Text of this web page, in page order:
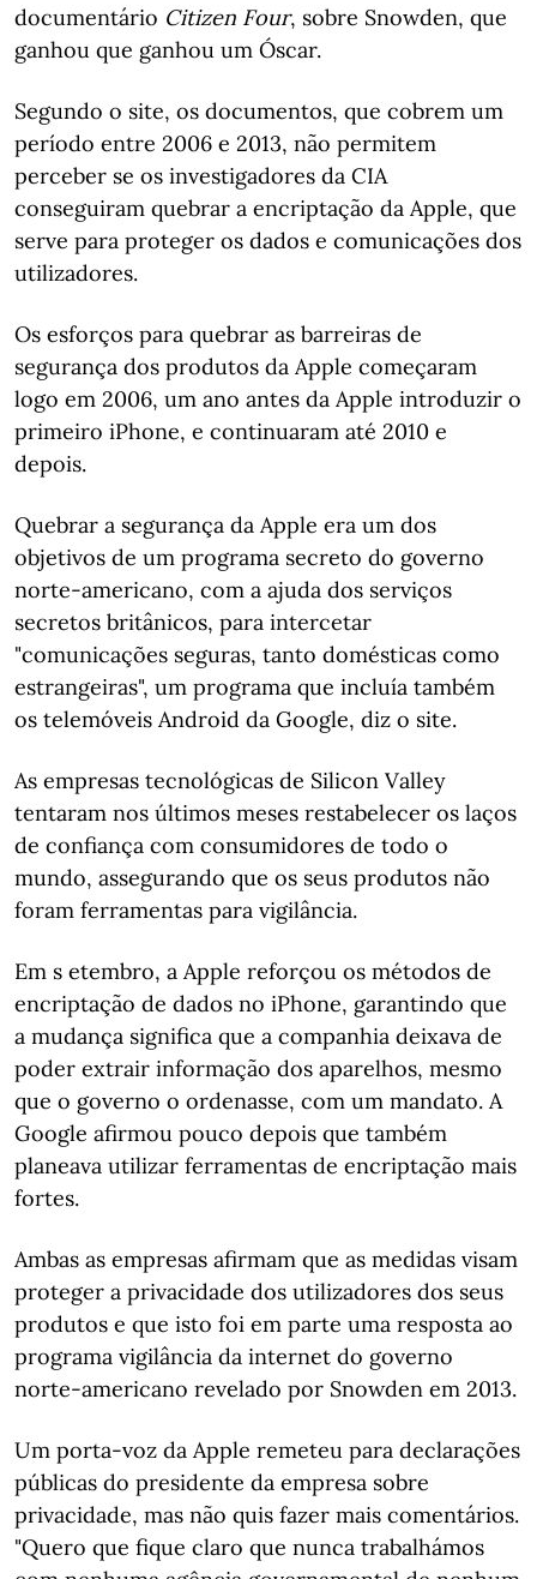
documentário Citizen Four, sobre Snowden, que
ganhou que ganhou um Óscar.
Segundo o site, os documentos, que cobrem um
período entre 2006 e 2013, não permitem
perceber se os investigadores da CIA
conseguiram quebrar a encriptação da Apple, que
serve para proteger os dados e comunicações dos
utilizadores.
Os esforços para quebrar as barreiras de
segurança dos produtos da Apple começaram
logo em 2006, um ano antes da Apple introduzir o
primeiro iPhone, e continuaram até 2010 e
depois.
Quebrar a segurança da Apple era um dos
objetivos de um programa secreto do governo
norte-americano, com a ajuda dos serviços
secretos britânicos, para intercetar
"comunicações seguras, tanto domésticas como
estrangeiras", um programa que incluía também
os telemóveis Android da Google, diz o site.
As empresas tecnológicas de Silicon Valley
tentaram nos últimos meses restabelecer os laços
de confiança com consumidores de todo o
mundo, assegurando que os seus produtos não
foram ferramentas para vigilância.
Em s etembro, a Apple reforçou os métodos de
encriptação de dados no iPhone, garantindo que
a mudança significa que a companhia deixava de
poder extrair informação dos aparelhos, mesmo
que o governo o ordenasse, com um mandato. A
Google afirmou pouco depois que também
planeava utilizar ferramentas de encriptação mais
fortes.
Ambas as empresas afirmam que as medidas visam
proteger a privacidade dos utilizadores dos seus
produtos e que isto foi em parte uma resposta ao
programa vigilância da internet do governo
norte-americano revelado por Snowden em 2013.
Um porta-voz da Apple remeteu para declarações
públicas do presidente da empresa sobre
privacidade, mas não quis fazer mais comentários.
"Quero que fique claro que nunca trabalhámos